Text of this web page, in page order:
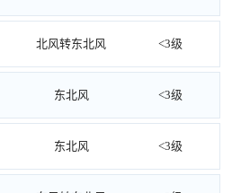
北风转东北风 <3级
东北风 <3级
东北风 <3级